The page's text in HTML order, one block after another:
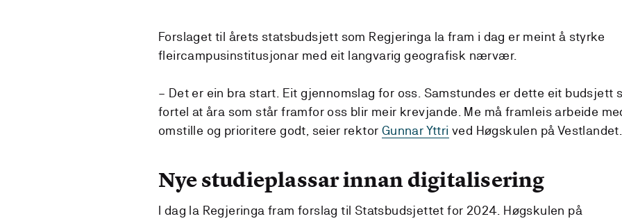
Forslaget til årets statsbudsjett som Regjeringa la fram i dag er meint å styrke
fleircampusinstitusjonar med eit langvarig geografisk nærvær.
– Det er ein bra start. Eit gjennomslag for oss. Samstundes er dette eit budsjett
fortel at åra som står framfor oss blir meir krevjande. Me må framleis arbeide
omstille og prioritere godt, seier rektor Gunnar Yttri ved Høgskulen på Vestlandet.
Nye studieplassar innan digitalisering
I dag la Regjeringa fram forslag til Statsbudsjettet for 2024. Høgskulen på